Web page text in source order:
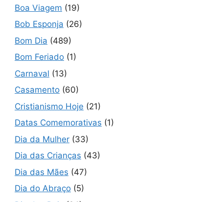
Boa Viagem (19)
Bob Esponja (26)
Bom Dia (489)
Bom Feriado (1)
Carnaval (13)
Casamento (60)
Cristianismo Hoje (21)
Datas Comemorativas (1)
Dia da Mulher (33)
Dia das Crianças (43)
Dia das Mães (47)
Dia do Abraço (5)